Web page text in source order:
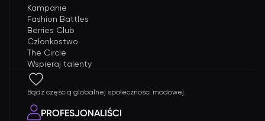
Kampanie
Fashion Battles
Berries Club
Członkostwo
The Circle
Wspieraj talenty
Bądź częścią globalnej społeczności modowej.
PROFESJONALIŚCI